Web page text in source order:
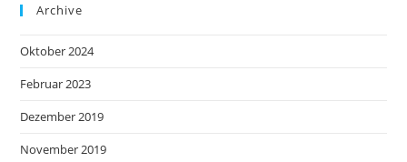
Archive
Oktober 2024
Februar 2023
Dezember 2019
November 2019